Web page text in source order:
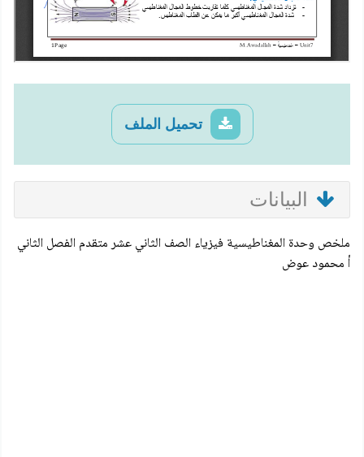
تحميل الملف
البيانات
ملخص وحدة المغناطيسية فيزياء الصف الثاني عشر متقدم الفصل الثاني
أ محمود عوض